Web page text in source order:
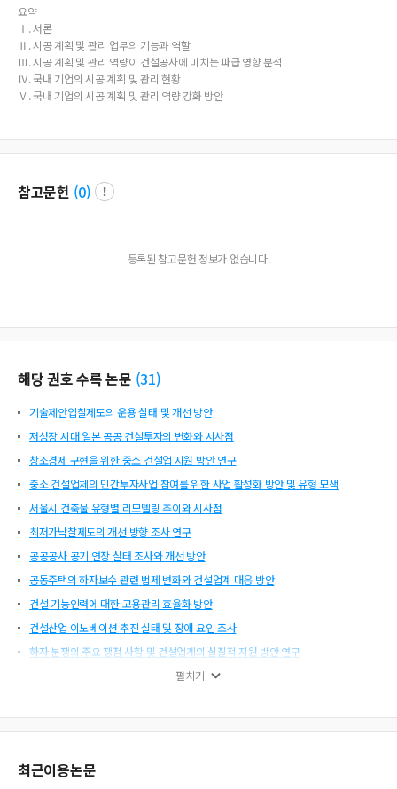
이 바람직함. - 정부 차원에서는 제도 환경의 글로벌화 및 입낙찰 방식의 개선 방안을 마
련해야 함. - 산업 차원에서는 표준 지침서를 개발하여, 기업들로 하여금 시공 계획 및
관리 업무가 체계적으로 이루어질 수 있도록 기반 제공 - 국내 기업들은 표준 지침서를
사업 특성에 맞게 수정, 적용하며 동시에 내부 직원들을 대상으로 교육을 병행하여, 관
련 지식과 경험을 쌓아 역량을 강화하여야 함.
요약
Ⅰ. 서론
Ⅱ. 시공 계획 및 관리 업무의 기능과 역할
Ⅲ. 시공 계획 및 관리 역량이 건설공사에 미치는 파급 영향 분석
Ⅳ. 국내 기업의 시공 계획 및 관리 현황
Ⅴ. 국내 기업의 시공 계획 및 관리 역량 강화 방안
참고문헌 (0)
등록된 참고문헌 정보가 없습니다.
해당 권호 수록 논문 (31)
기술제안입찰제도의 운용 실태 및 개선 방안
저성장 시대 일본 공공 건설투자의 변화와 시사점
창조경제 구현을 위한 중소 건설업 지원 방안 연구
중소 건설업체의 민간투자사업 참여를 위한 사업 활성화 방안 및 유형 모색
서울시 건축물 유형별 리모델링 추이와 시사점
최저가낙찰제도의 개선 방향 조사 연구
공공공사 공기 연장 실태 조사와 개선 방안
공동주택의 하자보수 관련 법제 변화와 건설업계 대응 방안
건설 기능인력에 대한 고용관리 효율화 방안
건설산업 이노베이션 추진 실태 및 장애 요인 조사
하자 분쟁의 주요 쟁점 사항 및 건설업계의 실질적 지원 방안 연구
현행 부정당업자제재제도의 문제점 및 개선 방안
성숙기 산업의 특성 및 기업 대응 전략 고찰과 국내 건설기업에의 시사점
펼치기
최근이용논문